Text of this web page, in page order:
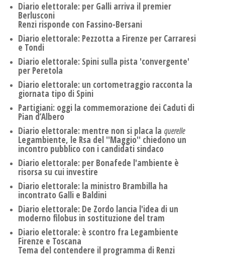
Diario elettorale: per Galli arriva il premier
Berlusconi
Renzi risponde con Fassino-Bersani
Diario elettorale: Pezzotta a Firenze per Carraresi
e Tondi
Diario elettorale: Spini sulla pista 'convergente'
per Peretola
Diario elettorale: un cortometraggio racconta la
giornata tipo di Spini
Partigiani: oggi la commemorazione dei Caduti di
Pian d’Albero
Diario elettorale: mentre non si placa la querelle
Legambiente, le Rsa del ''Maggio'' chiedono un
incontro pubblico con i candidati sindaco
Diario elettorale: per Bonafede l'ambiente è
risorsa su cui investire
Diario elettorale: la ministro Brambilla ha
incontrato Galli e Baldini
Diario elettorale: De Zordo lancia l'idea di un
moderno filobus in sostituzione del tram
Diario elettorale: è scontro fra Legambiente
Firenze e Toscana
Tema del contendere il programma di Renzi